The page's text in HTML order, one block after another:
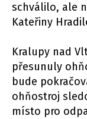
schválilo, ale
Kateřiny
Kralupy nad
přesunuly
bude
ohňostroj
místo pro